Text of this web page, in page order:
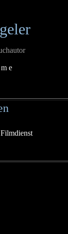
e
Filmdienst